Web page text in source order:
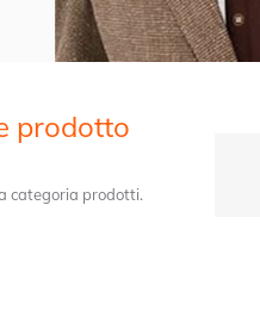
prodotto
categoria prodotti.